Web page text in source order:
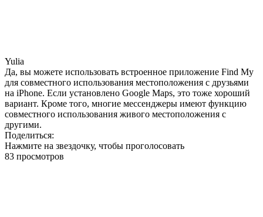
Yulia
Да, вы можете использовать встроенное приложение Find My
для совместного использования местоположения с друзьями
на iPhone. Если установлено Google Maps, это тоже хороший
вариант. Кроме того, многие мессенджеры имеют функцию
совместного использования живого местоположения с
другими.
Поделиться:
Нажмите на звездочку, чтобы проголосовать
83 просмотров